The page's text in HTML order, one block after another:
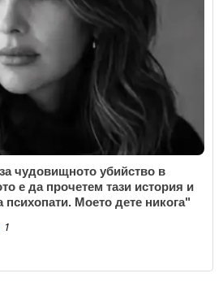
чудовищното убийство в
е да прочетем тази история и
Моето дете никога"
1